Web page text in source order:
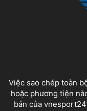
Việc sao chép toàn
hoặc phương tiện
bản của